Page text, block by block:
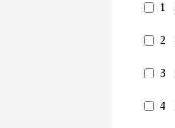
1
2
3
4